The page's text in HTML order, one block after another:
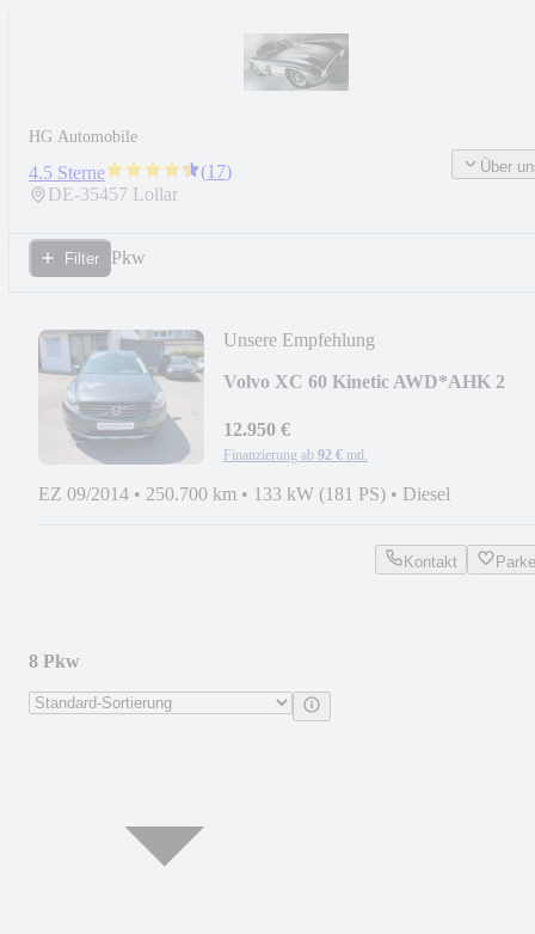
HG Automobile
4.5 Sterne (17)
DE-35457 Lollar
Über
Filter Pkw
Unsere Empfehlung
Volvo XC 60 Kinetic AWD*AHK 2
12.950 €
Finanzierung ab 92 € mtl.
EZ 09/2014 • 250.700 km • 133 kW (181 PS) • Diesel
Kontakt
8 Pkw